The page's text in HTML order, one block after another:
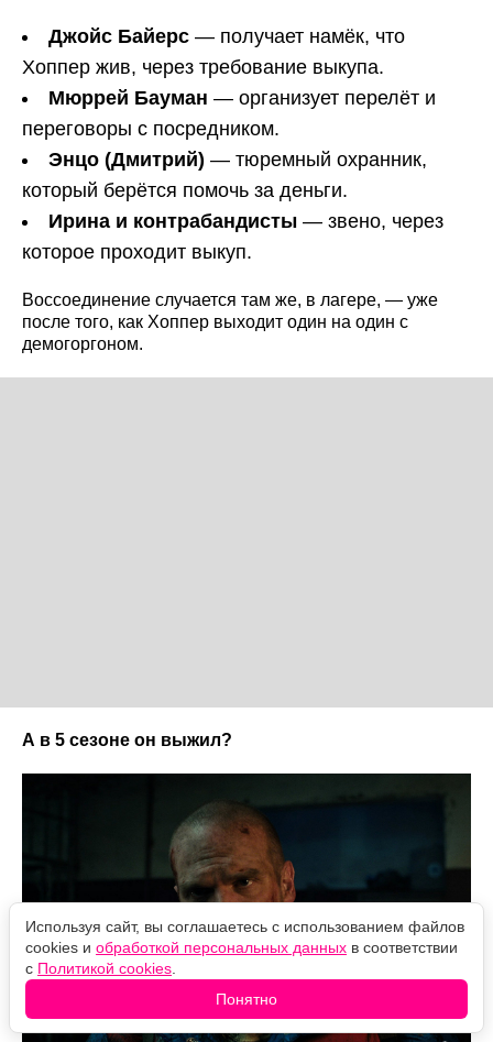
Джойс Байерс — получает намёк, что
Хоппер жив, через требование выкупа.
Мюррей Бауман — организует перелёт и
переговоры с посредником.
Энцо (Дмитрий) — тюремный охранник,
который берётся помочь за деньги.
Ирина и контрабандисты — звено, через
которое проходит выкуп.
Воссоединение случается там же, в лагере, — уже
после того, как Хоппер выходит один на один с
демогоргоном.
А в 5 сезоне он выжил?
Используя сайт, вы соглашаетесь с использованием файлов
cookies и обработкой персональных данных в соответствии
с Политикой cookies
Понятно